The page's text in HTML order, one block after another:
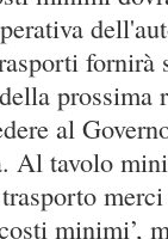
fornirà
prossima
al
Al tavolo
minimi’,